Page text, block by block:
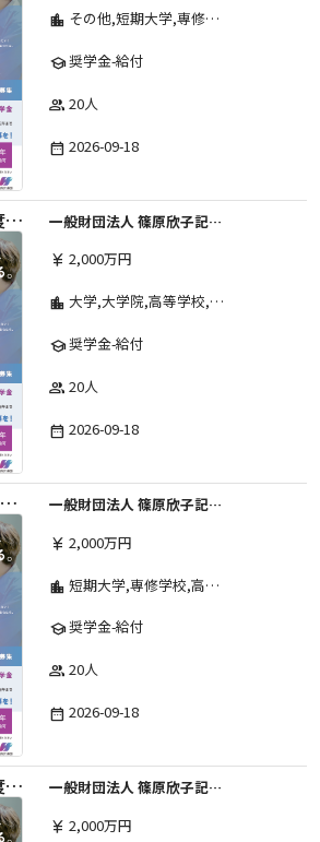
location_city その他,短期大学,専修学校,高等専門学校,高等学校,大学院,大学
school奨学金-給付
group 20人
date_range 2026-09-18
【社会人】2026年度 しのはら財団 アメリカ・イギリス・カナダ英語留学奨学金
一般財団法人 篠原欣子記念財団 (海外留学奨学金グループ)
currency_yen 2,000万円
location_city 大学,大学院,高等学校,その他,高等専門学校,専修学校,短期大学
school奨学金-給付
group 20人
date_range 2026-09-18
【高校生Foundation Course 】2026年度 しのはら財団 アメリカ・イギリス・カナダ英語留学奨学金
一般財団法人 篠原欣子記念財団 (海外留学奨学金グループ)
currency_yen 2,000万円
location_city 短期大学,専修学校,高等専門学校,その他,高等学校,大学院,大学
school奨学金-給付
group 20人
date_range 2026-09-18
【大学生】2026年度 しのはら財団 アメリカ・イギリス・カナダ英語留学奨学金
一般財団法人 篠原欣子記念財団 (海外留学奨学金グループ)
currency_yen 2,000万円